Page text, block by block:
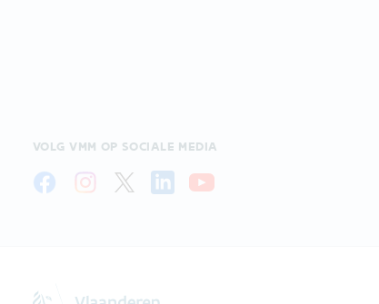
VOLG VMM OP SOCIALE MEDIA